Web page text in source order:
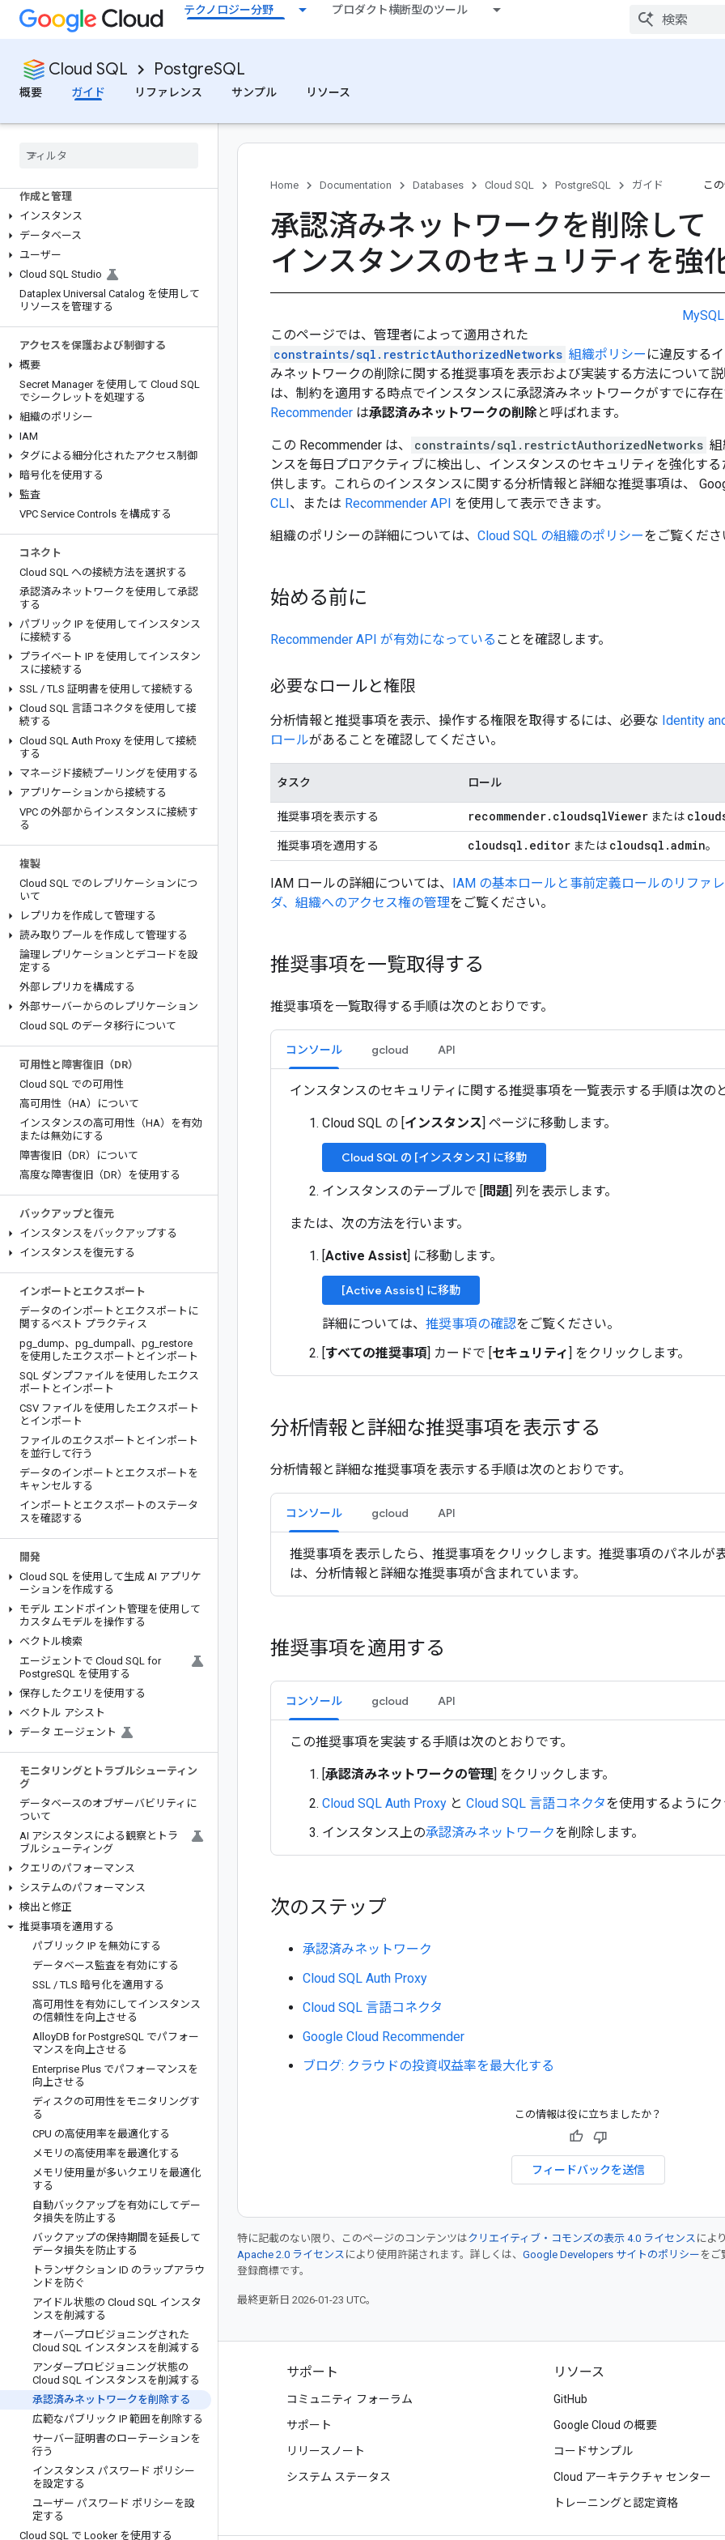
テクノロジー分野 プロダクト横断型のツール
Cloud SQL PostgreSQL
概要
ガイド リファレンス サンプル リソース
概要
Cloud SQL のエディションの選択
マシンシリーズを選択する
データ キャッシュの概要
作成と管理
インスタンス
データベース
ユーザー
Cloud SQL Studio
Dataplex Universal Catalog を使用して
リソースを管理する
アクセスを保護および制御する
概要
Secret Manager を使用して Cloud SQL
でシークレットを処理する
組織のポリシー
IAM
タグによる細分化されたアクセス制御
暗号化を使用する
監査
VPC Service Controls を構成する
コネクト
Cloud SQL への接続方法を選択する
承認済みネットワークを使用して承認
する
パブリック IP を使用してインスタンス
に接続する
プライベート IP を使用してインスタン
スに接続する
SSL /TLS 証明書を使用して接続する
Cloud SQL 言語コネクタを使用して接
続する
Cloud SQL Auth Proxy を使用して接続
する
マネージド接続プーリングを使用する
アプリケーションから接続する
VPC の外部からインスタンスに接続す
る
複製
Cloud SQL でのレプリケーションにつ
いて
レプリカを作成して管理する
読み取りプールを作成して管理する
論理レプリケーションとデコードを設
定する
外部レプリカを構成する
外部サーバーからのレプリケーション
Cloud SQL のデータ移行について
可用性と障害復旧（DR）
Cloud SQL での可用性
高可用性（HA）について
インスタンスの高可用性（HA）を有効
または無効にする
障害復旧（DR）について
高度な障害復旧（DR）を使用する
バックアップと復元
インスタンスをバックアップする
インスタンスを復元する
インポートとエクスポート
データのインポートとエクスポートに
関するベスト プラクティス
pg dump、pg dumpall、pg restore
を使用したエクスポートとインポート
SQL ダンプファイルを使用したエクス
ポートとインポート
CSV ファイルを使用したエクスポート
とインポート
ファイルのエクスポートとインポート
を並行して行う
データのインポートとエクスポートを
キャンセルする
インポートとエクスポートのステータ
スを確認する
開発
Cloud SQL を使用して生成 AI アプリケ
ーションを作成する
モデル エンドポイント管理を使用して
カスタムモデルを操作する
ベクトル検索
エージェントで Cloud SQL for
PostgreSQL を使用する
保存したクエリを使用する
ベクトル アシスト
データ エージェント
モニタリングとトラブルシューティン
グ
データベースのオブザーバビリティに
ついて
AI アシスタンスによる観察とトラ
ブルシューティング
クエリのパフォーマンス
システムのパフォーマンス
検出と修正
推奨事項を適用する
パブリック IP を無効にする
データベース監査を有効にする
SSL /TLS 暗号化を適用する
高可用性を有効にしてインスタンス
の信頼性を向上させる
AlloyDB for PostgreSQL でパフォー
マンスを向上させる
Enterprise Plus でパフォーマンスを
向上させる
ディスクの可用性をモニタリングす
る
CPU の高使用率を最適化する
メモリの高使用率を最適化する
メモリ使用量が多いクエリを最適化
する
自動バックアップを有効にしてデー
タ損失を防止する
バックアップの保持期間を延長して
データ損失を防止する
トランザクション ID のラップアラウ
ンドを防ぐ
アイドル状態の Cloud SQL インスタ
ンスを削減する
オーバープロビジョニングされた
Cloud SQL インスタンスを削減する
アンダープロビジョニング状態の
Cloud SQL インスタンスを削減する
承認済みネットワークを削除する
広範なパブリック IP 範囲を削除する
サーバー証明書のローテーションを
行う
インスタンス パスワード ポリシー
を設定する
ユーザー パスワード ポリシーを設
定する
Cloud SQL で Looker を使用する
Home Documentation Databases Cloud SQL PostgreSQL ガイド こ
承認済みネットワークを削除して
インスタンスのセキュリティを強
MySQL
このページでは、管理者によって適用された
constraints/sql.restrictAuthorizedNetworks 組織ポリシー に違反する
みネットワークの削除に関する推奨事項を表示および実装する方法について
は、制約を適用する時点でインスタンスに承認済みネットワークがすでに存
Recommender は承認済みネットワークの削除と呼ばれます。
この Recommender は、 constraints/sql.restrictAuthorizedNetworks
ンスを毎日プロアクティブに検出し、インスタンスのセキュリティを強化す
供します。これらのインスタンスに関する分析情報と詳細な推奨事項は、
CLI、または Recommender API を使用して表示できます。
組織のポリシーの詳細については、 Cloud SQL の組織のポリシーをご覧くださ
始める前に
Recommender API が有効になっている ことを確認します。
必要なロールと権限
分析情報と推奨事項を表示、操作する権限を取得するには、必要な Identity
ロールがあることを確認してください。
タスク ロール
推奨事項を表示する recommender. cloudsqlViewer または
推奨事項を適用する cloudsql . editor または cloudsql .admin。
IAM ロールの詳細については、 IAM の基本ロールと事前定義ロールのリファ
ダ、組織へのアクセス権の管理をご覧ください。
推奨事項を一覧取得する
推奨事項を一覧取得する手順は次のとおりです。
コンソール gcloud API
インスタンスのセキュリティに関する推奨事項を一覧表示する手順は次のと
Cloud SQL の [インスタンス] ページに移動します。
Cloud SQL の [インスタンス] に移動
インスタンスのテーブルで [問題] 列を表示します。
または、次の方法を行います。
[Active Assist] に移動します。
[Active Assist] に移動
詳細については、 推奨事項の確認をご覧ください。
[すべての推奨事項] カードで [セキュリティ] をクリックします。
分析情報と詳細な推奨事項を表示する
分析情報と詳細な推奨事項を表示する手順は次のとおりです。
コンソール gcloud API
推奨事項を表示したら、推奨事項をクリックします。推奨事項のパネルが
は、分析情報と詳細な推奨事項が含まれています。
推奨事項を適用する
コンソール gcloud API
この推奨事項を実装する手順は次のとおりです。
[承認済みネットワークの管理] をクリックします。
Cloud SQL Auth Proxy と Cloud SQL 言語コネクタを使用するようにク
インスタンス上の承認済みネットワークを削除します。
次のステップ
承認済みネットワーク
Cloud SQL Auth Proxy
Cloud SQL 言語コネクタ
Google Cloud Recommender
ブログ: クラウドの投資収益率を最大化する
この情報は役に立ちましたか？
フィードバックを送信
特に記載のない限り、このページのコンテンツはクリエイティブ・コモンズの表示 4.0 ライセンス によ
Apache 2.0 ライセンス により使用許諾されます。詳しくは、 Google Developers サイトのポリシー をご
登録商標です。
最終更新日 2026-01-23 UTC。
プロダクトと料金
すべてのプロダクトを見る
Google Cloud の料金
Google Cloud Marketplace
お問い合わせ
サポート
コミュニティ フォーラム
サポート
リリースノート
システム ステータス
リソース
GitHub
Google Cloud の概要
コードサンプル
Cloud アーキテクチャ センター
トレーニングと認定資格